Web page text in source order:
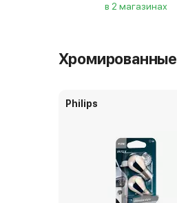
в 2 магазинах
Хромированные
Philips